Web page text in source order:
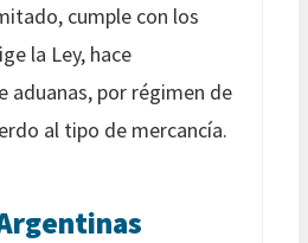
cumple con los
la Ley, hace
aduanas, por régimen de
al tipo de mercancía.